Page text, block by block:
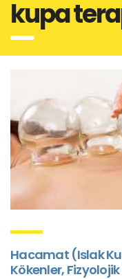
kupa
Hacamat (Islak
Kökenler,